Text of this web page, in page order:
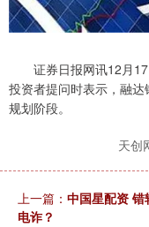
证券日报网讯12月17
投资者提问时表示，融
规划阶段。
天创
上一篇： 中国星配资
电诈？